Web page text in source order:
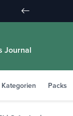
Journal
Kategorien Packs